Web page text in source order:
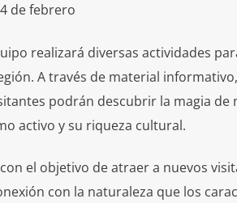
de febrero
realizará diversas actividades
A través de material
podrán descubrir la magia de
activo y su riqueza cultural.
el objetivo de atraer a nuevos
con la naturaleza que los